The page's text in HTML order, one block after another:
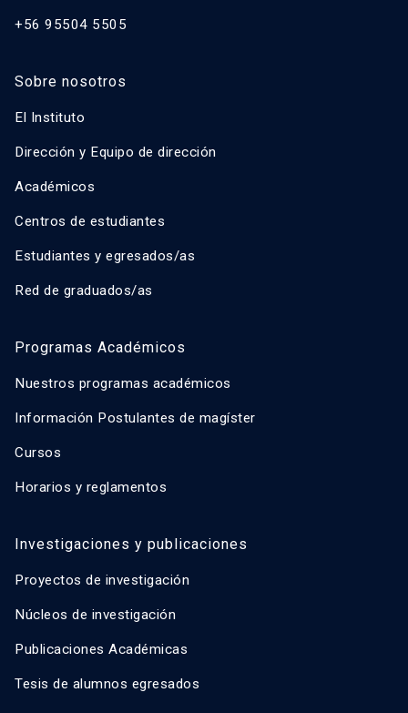
+56 95504 5505
Sobre nosotros
El Instituto
Dirección y Equipo de dirección
Académicos
Centros de estudiantes
Estudiantes y egresados/as
Red de graduados/as
Programas Académicos
Nuestros programas académicos
Información Postulantes de magíster
Cursos
Horarios y reglamentos
Investigaciones y publicaciones
Proyectos de investigación
Núcleos de investigación
Publicaciones Académicas
Tesis de alumnos egresados